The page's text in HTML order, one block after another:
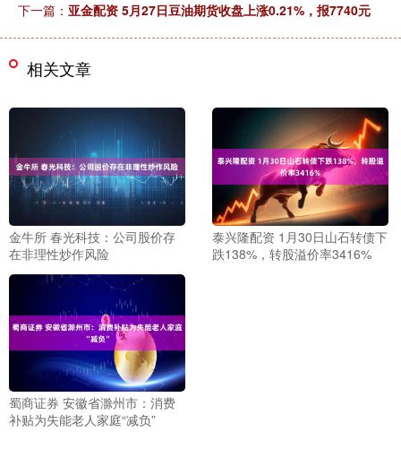
下一篇： 亚金配资 5月27日豆油期货收盘上涨0.21%，报7740元
相关文章
金牛所 春光科技：公司股价存
在非理性炒作风险
泰兴隆配资 1月30日山石转债下
跌138%，转股溢价率3416%
蜀商证券 安徽省滁州市：消费
补贴为失能老人家庭“减负”